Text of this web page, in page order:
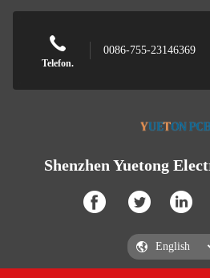
Telefon.
0086-755-23146369
Shenzhen Yuetong